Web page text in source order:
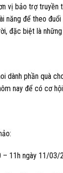
vị bảo trợ truyền
năng để theo
đặc biệt là
dành phần quà
nay để có cơ
– 11h ngày 11/03/